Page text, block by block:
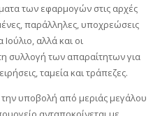
των εφαρμογών στις αρχές
παράλληλες, υποχρεώσεις
αλλά και οι
συλλογή των απαραίτητων για
ταμεία και τράπεζες.
την υποβολή από μεριάς μεγάλου